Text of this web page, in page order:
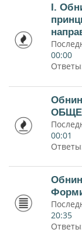
I.
00:00
00:01
20:35